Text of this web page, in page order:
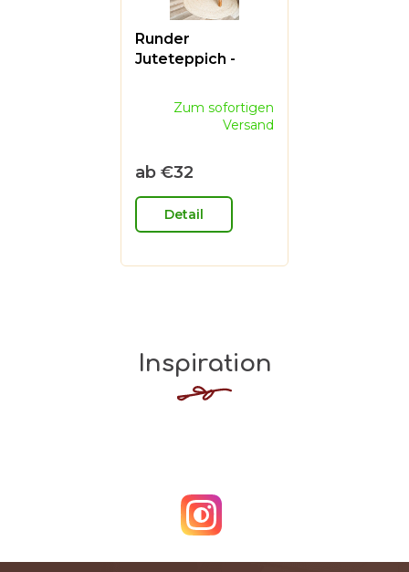
Runder
Juteteppich -
durchschnittliche
Produktbewertung
von
5
Sternen.
Zum sofortigen
Versand
ab €32
Detail
Inspiration